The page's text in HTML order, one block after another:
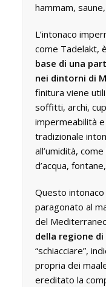
hammam,
L’intonaco
come Tadelakt,
base di una
nei dintorni di
finitura viene
soffitti, archi,
impermeabilità e
tradizionale
all’umidità,
d’acqua,
Questo
paragonato al
del
della regione
“schiacciare”,
propria dei
ereditato la